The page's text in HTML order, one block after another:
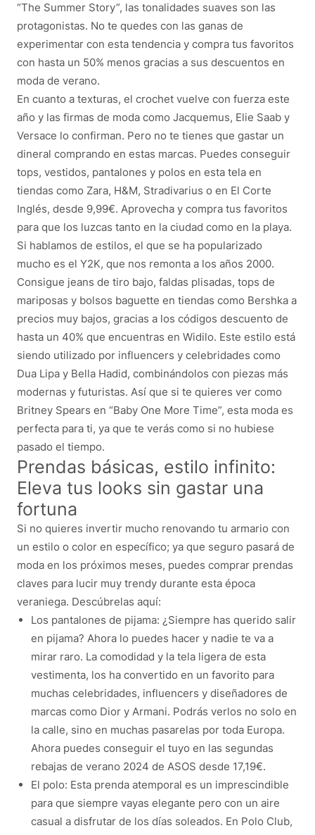
“The Summer Story”, las tonalidades suaves son las
protagonistas. No te quedes con las ganas de
experimentar con esta tendencia y compra tus favoritos
con hasta un 50% menos gracias a sus descuentos en
moda de verano.
En cuanto a texturas, el crochet vuelve con fuerza este
año y las firmas de moda como Jacquemus, Elie Saab y
Versace lo confirman. Pero no te tienes que gastar un
dineral comprando en estas marcas. Puedes conseguir
tops, vestidos, pantalones y polos en esta tela en
tiendas como Zara, H&M, Stradivarius o en El Corte
Inglés, desde 9,99€. Aprovecha y compra tus favoritos
para que los luzcas tanto en la ciudad como en la playa.
Si hablamos de estilos, el que se ha popularizado
mucho es el Y2K, que nos remonta a los años 2000.
Consigue jeans de tiro bajo, faldas plisadas, tops de
mariposas y bolsos baguette en tiendas como Bershka a
precios muy bajos, gracias a los códigos descuento de
hasta un 40% que encuentras en Widilo. Este estilo está
siendo utilizado por influencers y celebridades como
Dua Lipa y Bella Hadid, combinándolos con piezas más
modernas y futuristas. Así que si te quieres ver como
Britney Spears en “Baby One More Time”, esta moda es
perfecta para ti, ya que te verás como si no hubiese
pasado el tiempo.
Prendas básicas, estilo infinito:
Eleva tus looks sin gastar una
fortuna
Si no quieres invertir mucho renovando tu armario con
un estilo o color en específico; ya que seguro pasará de
moda en los próximos meses, puedes comprar prendas
claves para lucir muy trendy durante esta época
veraniega. Descúbrelas aquí:
Los pantalones de pijama: ¿Siempre has querido salir
en pijama? Ahora lo puedes hacer y nadie te va a
mirar raro. La comodidad y la tela ligera de esta
vestimenta, los ha convertido en un favorito para
muchas celebridades, influencers y diseñadores de
marcas como Dior y Armani. Podrás verlos no solo en
la calle, sino en muchas pasarelas por toda Europa.
Ahora puedes conseguir el tuyo en las segundas
rebajas de verano 2024 de ASOS desde 17,19€.
El polo: Esta prenda atemporal es un imprescindible
para que siempre vayas elegante pero con un aire
casual a disfrutar de los días soleados. En Polo Club,